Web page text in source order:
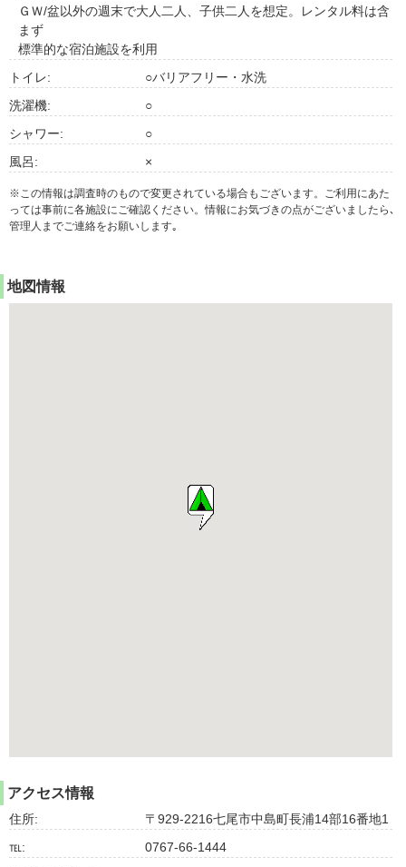
ＧＷ/盆以外の週末で大人二人、子供二人を想定。レンタル料は含
まず
標準的な宿泊施設を利用
トイレ:
○バリアフリー・水洗
洗濯機:
○
シャワー:
○
風呂:
×
※この情報は調査時のもので変更されている場合もございます。ご利用にあた
っては事前に各施設にご確認ください。情報にお気づきの点がございましたら､
管理人までご連絡をお願いします｡
地図情報
アクセス情報
住所:
〒929-2216七尾市中島町長浦14部16番地1
℡:
0767-66-1444